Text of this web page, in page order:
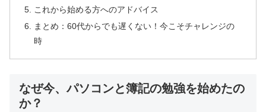
これから始める方へのアドバイス
まとめ：60代からでも遅くない！今こそチャレンジの
時
なぜ今、パソコンと簿記の勉強を始めたの
か？